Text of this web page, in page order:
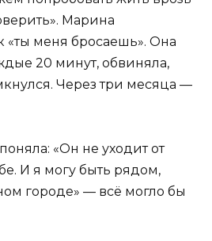
Марина
«ты меня бросаешь». Она
20 минут, обвиняла,
Через три месяца —
«Он не уходит от
И я могу быть рядом,
городе» — всё могло бы